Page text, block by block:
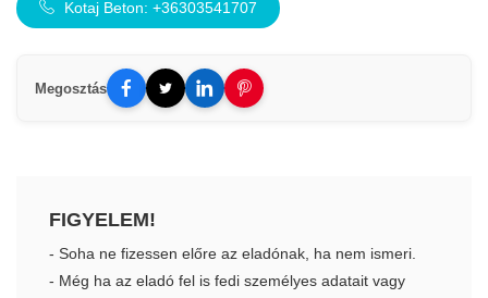
Kotaj Beton: +36303541707
Megosztás
FIGYELEM!
- Soha ne fizessen előre az eladónak, ha nem ismeri.
- Még ha az eladó fel is fedi személyes adatait vagy